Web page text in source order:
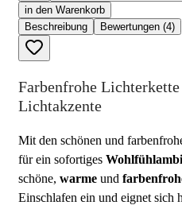
in den Warenkorb
Beschreibung
Bewertungen (4)
Farbenfrohe
Lichtakzente
Mit den schönen und
für ein sofortiges
schöne, warme und
Einschlafen ein und eignet sich